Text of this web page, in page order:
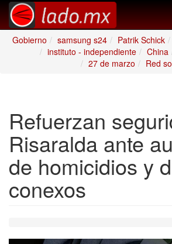
Gobierno
samsung s24 Patrik Schick
instituto - independiente
China
27 de marzo
Red
Refuerzan
Risaralda ante
de homicidios y
conexos